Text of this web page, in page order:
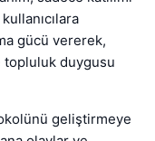
gücü vererek,
topluluk duygusu
geliştirmeye